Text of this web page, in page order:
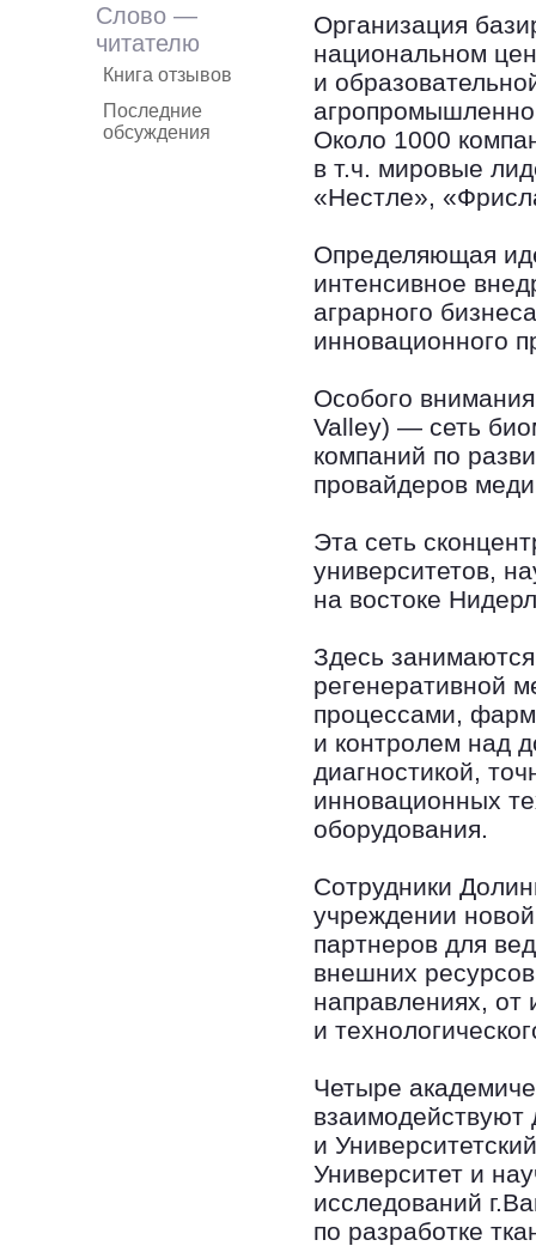
Слово —
читателю
Книга отзывов
Последние
обсуждения
Организация
национальном
и
Около 1000
в т.ч. мировые
«Нестле»,
Определяющая
интенсивное
аграрного
инновационного
Особого
Valley) — сеть
компаний по
провайдеров
Эта сеть
университетов,
на востоке
Здесь
регенеративной
процессами,
и контролем над
диагностикой,
инновационных
оборудования.
Сотрудники
учреждении
партнеров для
внешних
направлениях, от
и
Четыре
взаимодействуют
и
Университет и
исследований
по разработке